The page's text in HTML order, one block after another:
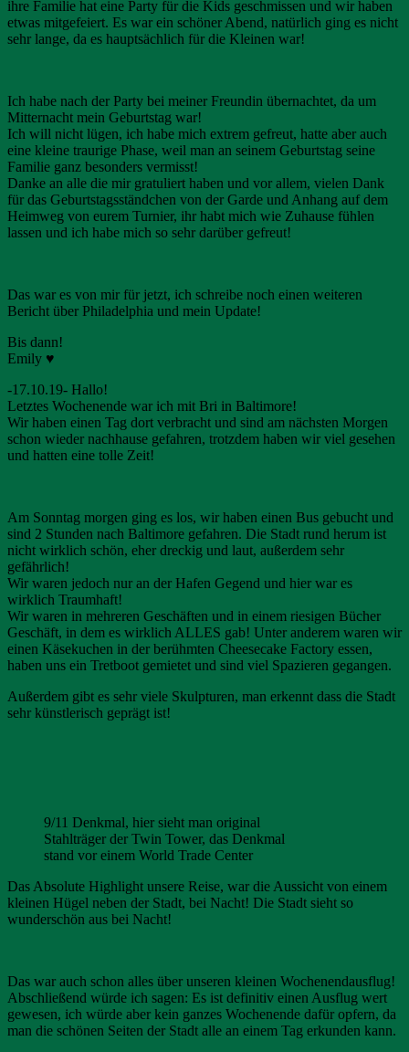
ihre Familie hat eine Party für die Kids geschmissen und wir haben
etwas mitgefeiert. Es war ein schöner Abend, natürlich ging es nicht
sehr lange, da es hauptsächlich für die Kleinen war!
Ich habe nach der Party bei meiner Freundin übernachtet, da um
Mitternacht mein Geburtstag war!
Ich will nicht lügen, ich habe mich extrem gefreut, hatte aber auch
eine kleine traurige Phase, weil man an seinem Geburtstag seine
Familie ganz besonders vermisst!
Danke an alle die mir gratuliert haben und vor allem, vielen Dank
für das Geburtstagsständchen von der Garde und Anhang auf dem
Heimweg von eurem Turnier, ihr habt mich wie Zuhause fühlen
lassen und ich habe mich so sehr darüber gefreut!
Das war es von mir für jetzt, ich schreibe noch einen weiteren
Bericht über Philadelphia und mein Update!
Bis dann!
Emily ♥
-17.10.19- Hallo!
Letztes Wochenende war ich mit Bri in Baltimore!
Wir haben einen Tag dort verbracht und sind am nächsten Morgen
schon wieder nachhause gefahren, trotzdem haben wir viel gesehen
und hatten eine tolle Zeit!
Am Sonntag morgen ging es los, wir haben einen Bus gebucht und
sind 2 Stunden nach Baltimore gefahren. Die Stadt rund herum ist
nicht wirklich schön, eher dreckig und laut, außerdem sehr
gefährlich!
Wir waren jedoch nur an der Hafen Gegend und hier war es
wirklich Traumhaft!
Wir waren in mehreren Geschäften und in einem riesigen Bücher
Geschäft, in dem es wirklich ALLES gab! Unter anderem waren wir
einen Käsekuchen in der berühmten Cheesecake Factory essen,
haben uns ein Tretboot gemietet und sind viel Spazieren gegangen.
Außerdem gibt es sehr viele Skulpturen, man erkennt dass die Stadt
sehr künstlerisch geprägt ist!
9/11 Denkmal, hier sieht man original
Stahlträger der Twin Tower, das Denkmal
stand vor einem World Trade Center
Das Absolute Highlight unsere Reise, war die Aussicht von einem
kleinen Hügel neben der Stadt, bei Nacht! Die Stadt sieht so
wunderschön aus bei Nacht!
Das war auch schon alles über unseren kleinen Wochenendausflug!
Abschließend würde ich sagen: Es ist definitiv einen Ausflug wert
gewesen, ich würde aber kein ganzes Wochenende dafür opfern, da
man die schönen Seiten der Stadt alle an einem Tag erkunden kann.